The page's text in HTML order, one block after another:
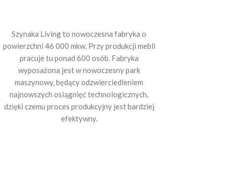
Szynaka Living to nowoczesna fabryka o
powierzchni 46 000 mkw. Przy produkcji mebli
pracuje tu ponad 600 osób. Fabryka
wyposażona jest w nowoczesny park
maszynowy, będący odzwierciedleniem
najnowszych osiągnięć technologicznych,
dzięki czemu proces produkcyjny jest bardziej
efektywny.